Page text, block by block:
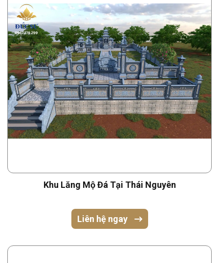
Khu Lăng Mộ Đá Tại Thái Nguyên
Liên hệ ngay